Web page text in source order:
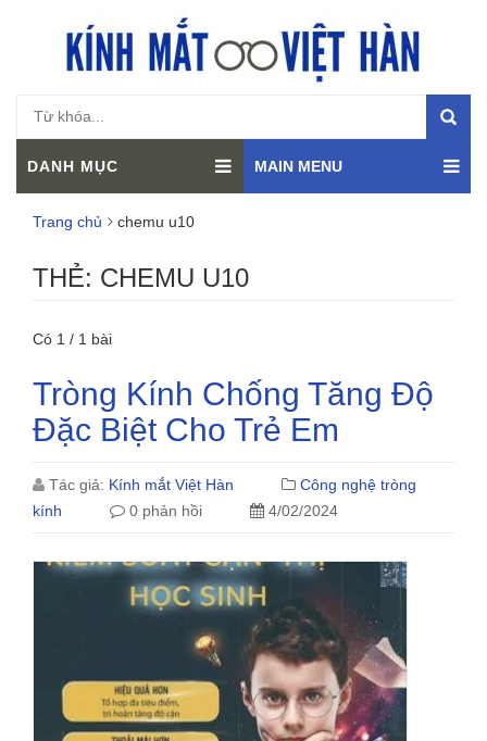
DANH MỤC MAIN MENU
Trang chủ chemu u10
THẺ: CHEMU U10
Có 1 / 1 bài
Tròng Kính Chống Tăng Độ
Đặc Biệt Cho Trẻ Em
Tác giả: Kính mắt Việt Hàn
Công nghệ tròng
kính
0 phản hồi 4/02/2024